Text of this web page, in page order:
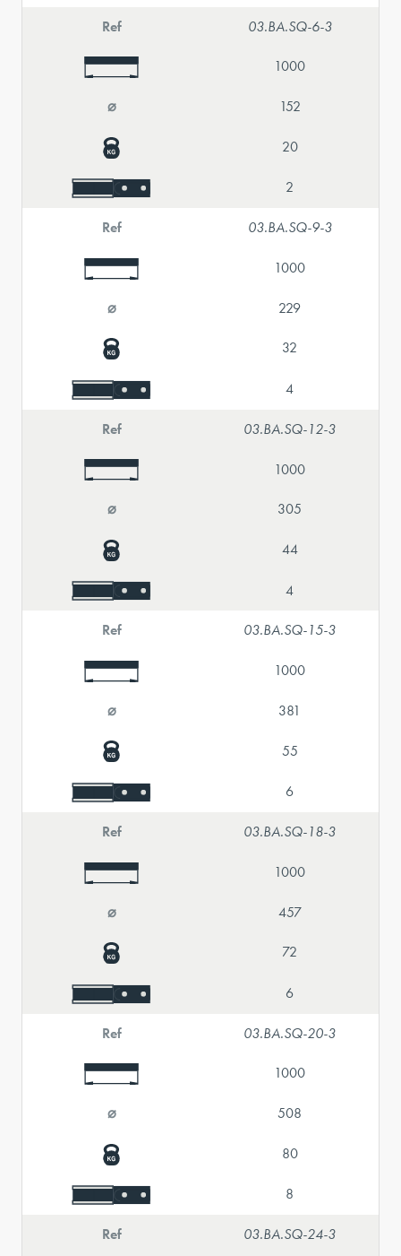
Ref 03.BA.SQ-6-3
1000
⌀ 152
20
2
Ref 03.BA.SQ-9-3
1000
⌀ 229
32
4
Ref 03.BA.SQ-12-3
1000
⌀ 305
44
4
Ref 03.BA.SQ-15-3
1000
⌀ 381
55
6
Ref 03.BA.SQ-18-3
1000
⌀ 457
72
6
Ref 03.BA.SQ-20-3
1000
⌀ 508
80
8
Ref 03.BA.SQ-24-3